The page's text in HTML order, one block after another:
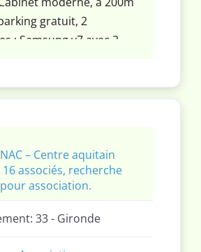
gratuit, 2
: Samsung v7 avec 2
Hologic avec
– Centre aquitain
16 associés, recherche
association.
33 - Gironde